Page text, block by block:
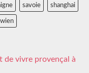
savoie shanghai
de vivre provençal à